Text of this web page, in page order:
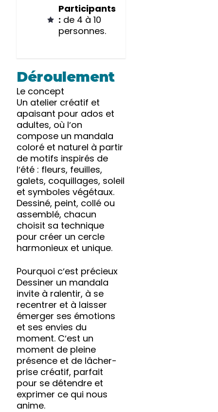
Participants
: de 4 à 10
personnes.
Déroulement
Le concept
Un atelier créatif et
apaisant pour ados et
adultes, où lʼon
compose un mandala
coloré et naturel à partir
de motifs inspirés de
lʼété : fleurs, feuilles,
galets, coquillages, soleil
et symboles végétaux.
Dessiné, peint, collé ou
assemblé, chacun
choisit sa technique
pour créer un cercle
harmonieux et unique.
Pourquoi cʼest précieux
Dessiner un mandala
invite à ralentir, à se
recentrer et à laisser
émerger ses émotions
et ses envies du
moment. Cʼest un
moment de pleine
présence et de lâcher-
prise créatif, parfait
pour se détendre et
exprimer ce qui nous
anime.